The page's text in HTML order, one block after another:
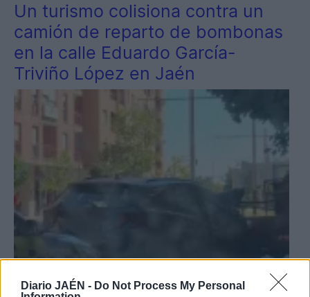
Diario JAÉN - Do Not Process My Personal
Un turismo colisiona contra un
camión de reparto de bombonas
en la calle Eduardo García-
Triviño López en Jaén